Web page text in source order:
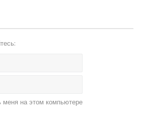
меня на этом компьютере